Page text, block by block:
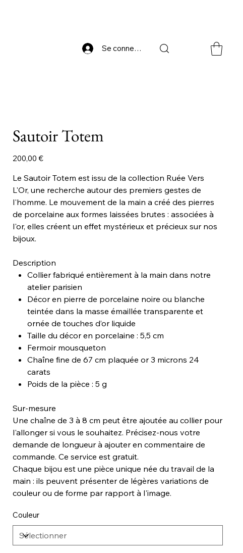
Se connecter
Sautoir Totem
Prix
200,00 €
Le Sautoir Totem est issu de la collection Ruée Vers
L'Or, une recherche autour des premiers gestes de
l'homme. Le mouvement de la main a créé des pierres
de porcelaine aux formes laissées brutes : associées à
l'or, elles créent un effet mystérieux et précieux sur nos
bijoux.
Description
Collier fabriqué entièrement à la main dans notre
atelier parisien
Décor en pierre de porcelaine noire ou blanche
teintée dans la masse émaillée transparente et
ornée de touches d’or liquide
Taille du décor en porcelaine : 5,5 cm
Fermoir mousqueton
Chaîne fine de 67 cm plaquée or 3 microns 24
carats
Poids de la pièce : 5 g
Sur-mesure
Une chaîne de 3 à 8 cm peut être ajoutée au collier pour
l'allonger si vous le souhaitez. Précisez-nous votre
demande de longueur à ajouter en commentaire de
commande. Ce service est gratuit.
Chaque bijou est une pièce unique née du travail de la
main : ils peuvent présenter de légères variations de
couleur ou de forme par rapport à l'image.
Couleur